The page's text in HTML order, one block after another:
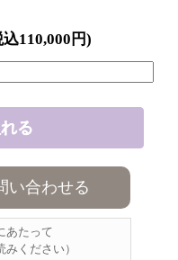
110,000円)
い合わせる
あたって
みください）